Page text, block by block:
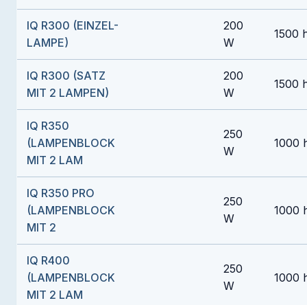
IQ R300 (EINZEL-
LAMPE)
200
W
1500
IQ R300 (SATZ
MIT 2 LAMPEN)
200
W
1500
IQ R350
(LAMPENBLOCK
MIT 2 LAM
250
W
1000
IQ R350 PRO
(LAMPENBLOCK
MIT 2
250
W
1000
IQ R400
(LAMPENBLOCK
MIT 2 LAM
250
W
1000